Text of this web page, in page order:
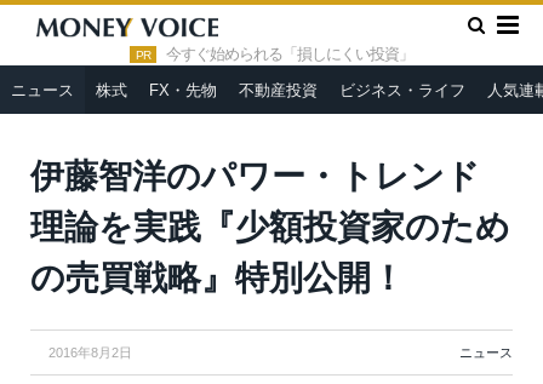
PR 今すぐ始められる「損しにくい投資」
ニュース 株式 FX・先物 不動産投資 ビジネス・ライフ 人気連
HOME » ニュース »
伊藤智洋のパワー・トレンド理論を実践
『少額投資家のための売買戦略』特別公開！
伊藤智洋のパワー・トレンド
理論を実践『少額投資家のため
の売買戦略』特別公開！
2016年8月2日 ニュース